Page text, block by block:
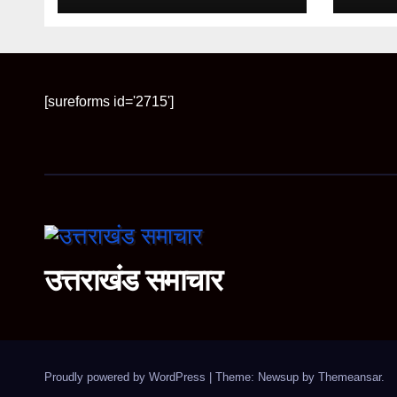
रफ्तार
[sureforms id='2715']
उत्तराखंड समाचार
Proudly powered by WordPress Theme: Newsup by Themeansar.